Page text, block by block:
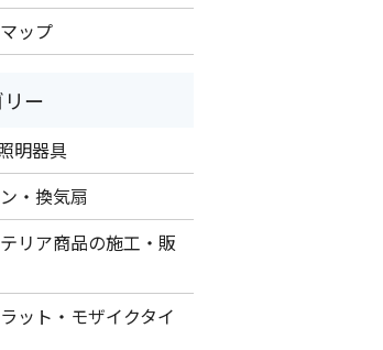
ップ
明器具
・換気扇
リア商品の施工・販
ット・モザイクタイ